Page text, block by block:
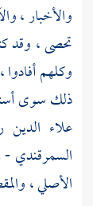
والأخبار ،
تحصى ، وقد
وكلهم أفادوا
ذلك سوى
علاء
السمرقندي -
الأصلي ،